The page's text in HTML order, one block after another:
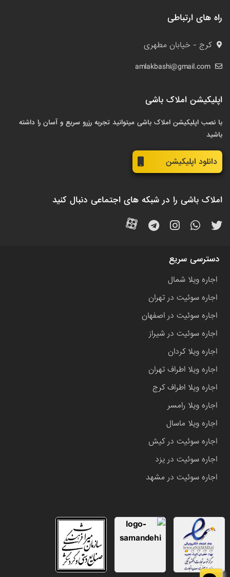
راه های ارتباطی
کرج - خیابان مطهری
amlakbashi@gmail.com
اپلیکیشن املاک باشی
با نصب اپلیکیشن املاک باشی میتوانید تجربه رزرو سریع و آسان را داشته
باشید
دانلود اپلیکیشن
املاک باشی را در شبکه های اجتماعی دنبال کنید
دسترسی سریع
اجاره ویلا شمال
اجاره سوئیت در تهران
اجاره سوئیت در اصفهان
اجاره سوئیت در شیراز
اجاره ویلا کردان
اجاره ویلا اطراف تهران
اجاره ویلا اطراف کرج
اجاره ویلا رامسر
اجاره ویلا ماسال
اجاره سوئیت در کیش
اجاره سوئیت در یزد
اجاره سوئیت در مشهد